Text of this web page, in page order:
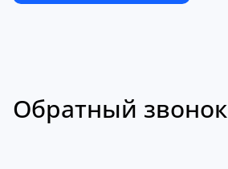
Обратный звонок